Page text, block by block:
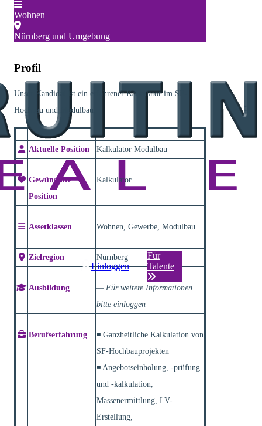
Einloggen
Für
Talente
Wohnen
Nürnberg und Umgebung
Profil
Unser Kandidat ist ein erfahrener Kalkulator im SF-
Hochbau und Modulbau.
Aktuelle Position Kalkulator Modulbau
Gewünschte
Position
Kalkulator
Assetklassen Wohnen, Gewerbe, Modulbau
Zielregion Nürnberg
Ausbildung
— Für weitere Informationen
bitte einloggen —
Berufserfahrung
◾ Ganzheitliche Kalkulation von
SF-Hochbauprojekten
◾ Angebotseinholung, -prüfung
und -kalkulation,
Massenermittlung, LV-
Erstellung,